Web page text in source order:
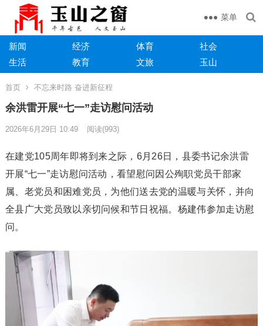
菜单
新闻 经济 体育
社会
生活
教育 文旅 玉山
首页 不忘来时路 奋进新征程
余洪雷开展“七一”走访慰问活动
2026年6月29日 10:49 阅读(993)
在建党105周年即将到来之际，6月26日，县委书记余洪雷
开展“七一”走访慰问活动，看望慰问因公殉职党员干部家
属、老党员和困难党员，为他们送去党的温暖与关怀，并向
全县广大党员致以亲切问候和节日祝福。杨建伟参加走访慰
问。